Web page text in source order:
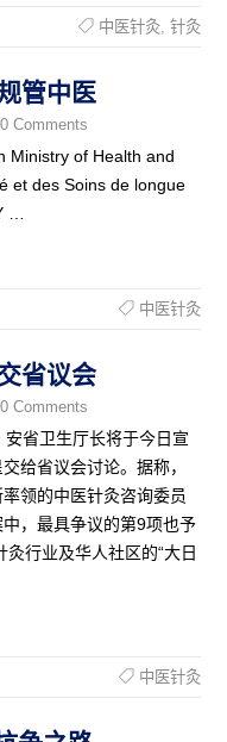
中医针灸, 针灸
管中医
0 Comments
Ministry of Health and
et des Soins de longue
…
中医针灸
省议会
0 Comments
省卫生厅长将于今日宣
给省议会讨论。据称，
领的中医针灸咨询委员
，最具争议的第9项也予
行业及华人社区的“大日
中医针灸